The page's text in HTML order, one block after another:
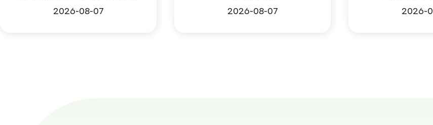
2026-08-07 2026-08-07 2026-